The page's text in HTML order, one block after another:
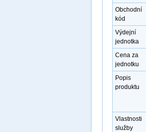
Obchodní
kód
Výdejní
jednotka
Cena za
jednotku
Popis
produktu
Vlastnosti
služby